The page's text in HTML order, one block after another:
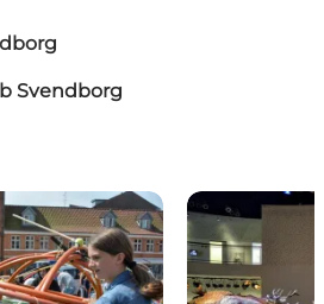
Svendborg
mit Kindern Indoor